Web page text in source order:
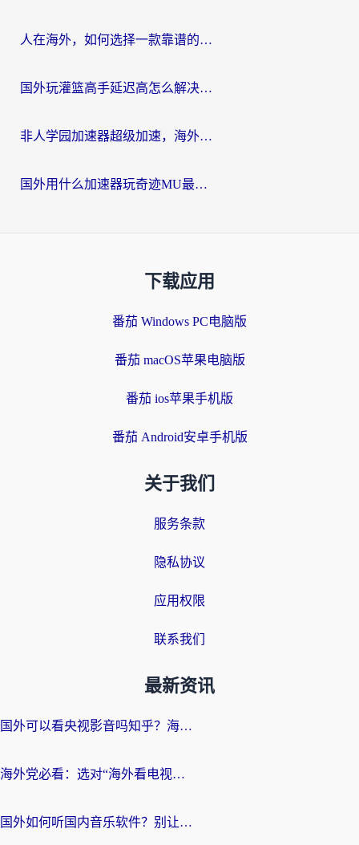
人在海外，如何选择一款靠谱的玩剑灵2加速器？
国外玩灌篮高手延迟高怎么解决？海外玩家国服游戏加速终极指南
非人学园加速器超级加速，海外玩家重返国服的通行证
国外用什么加速器玩奇迹MU最好？2026海外玩家国服游戏加速全攻略
下载应用
番茄 Windows PC电脑版
番茄 macOS苹果电脑版
番茄 ios苹果手机版
番茄 Android安卓手机版
关于我们
服务条款
隐私协议
应用权限
联系我们
最新资讯
国外可以看央视影音吗知乎？海外党亲测有效的回国加速方案
海外党必看：选对“海外看电视剧软件”，再也不用愁国内剧刷不了
国外如何听国内音乐软件？别让地域限制，断了你的中文歌单